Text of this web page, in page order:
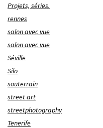
Projets, séries.
rennes
salon avec vue
salon avec vue
Séville
Silo
souterrain
street art
streetphotography
Tenerife